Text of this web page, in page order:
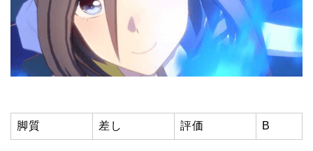
脚質 差し 評価 B